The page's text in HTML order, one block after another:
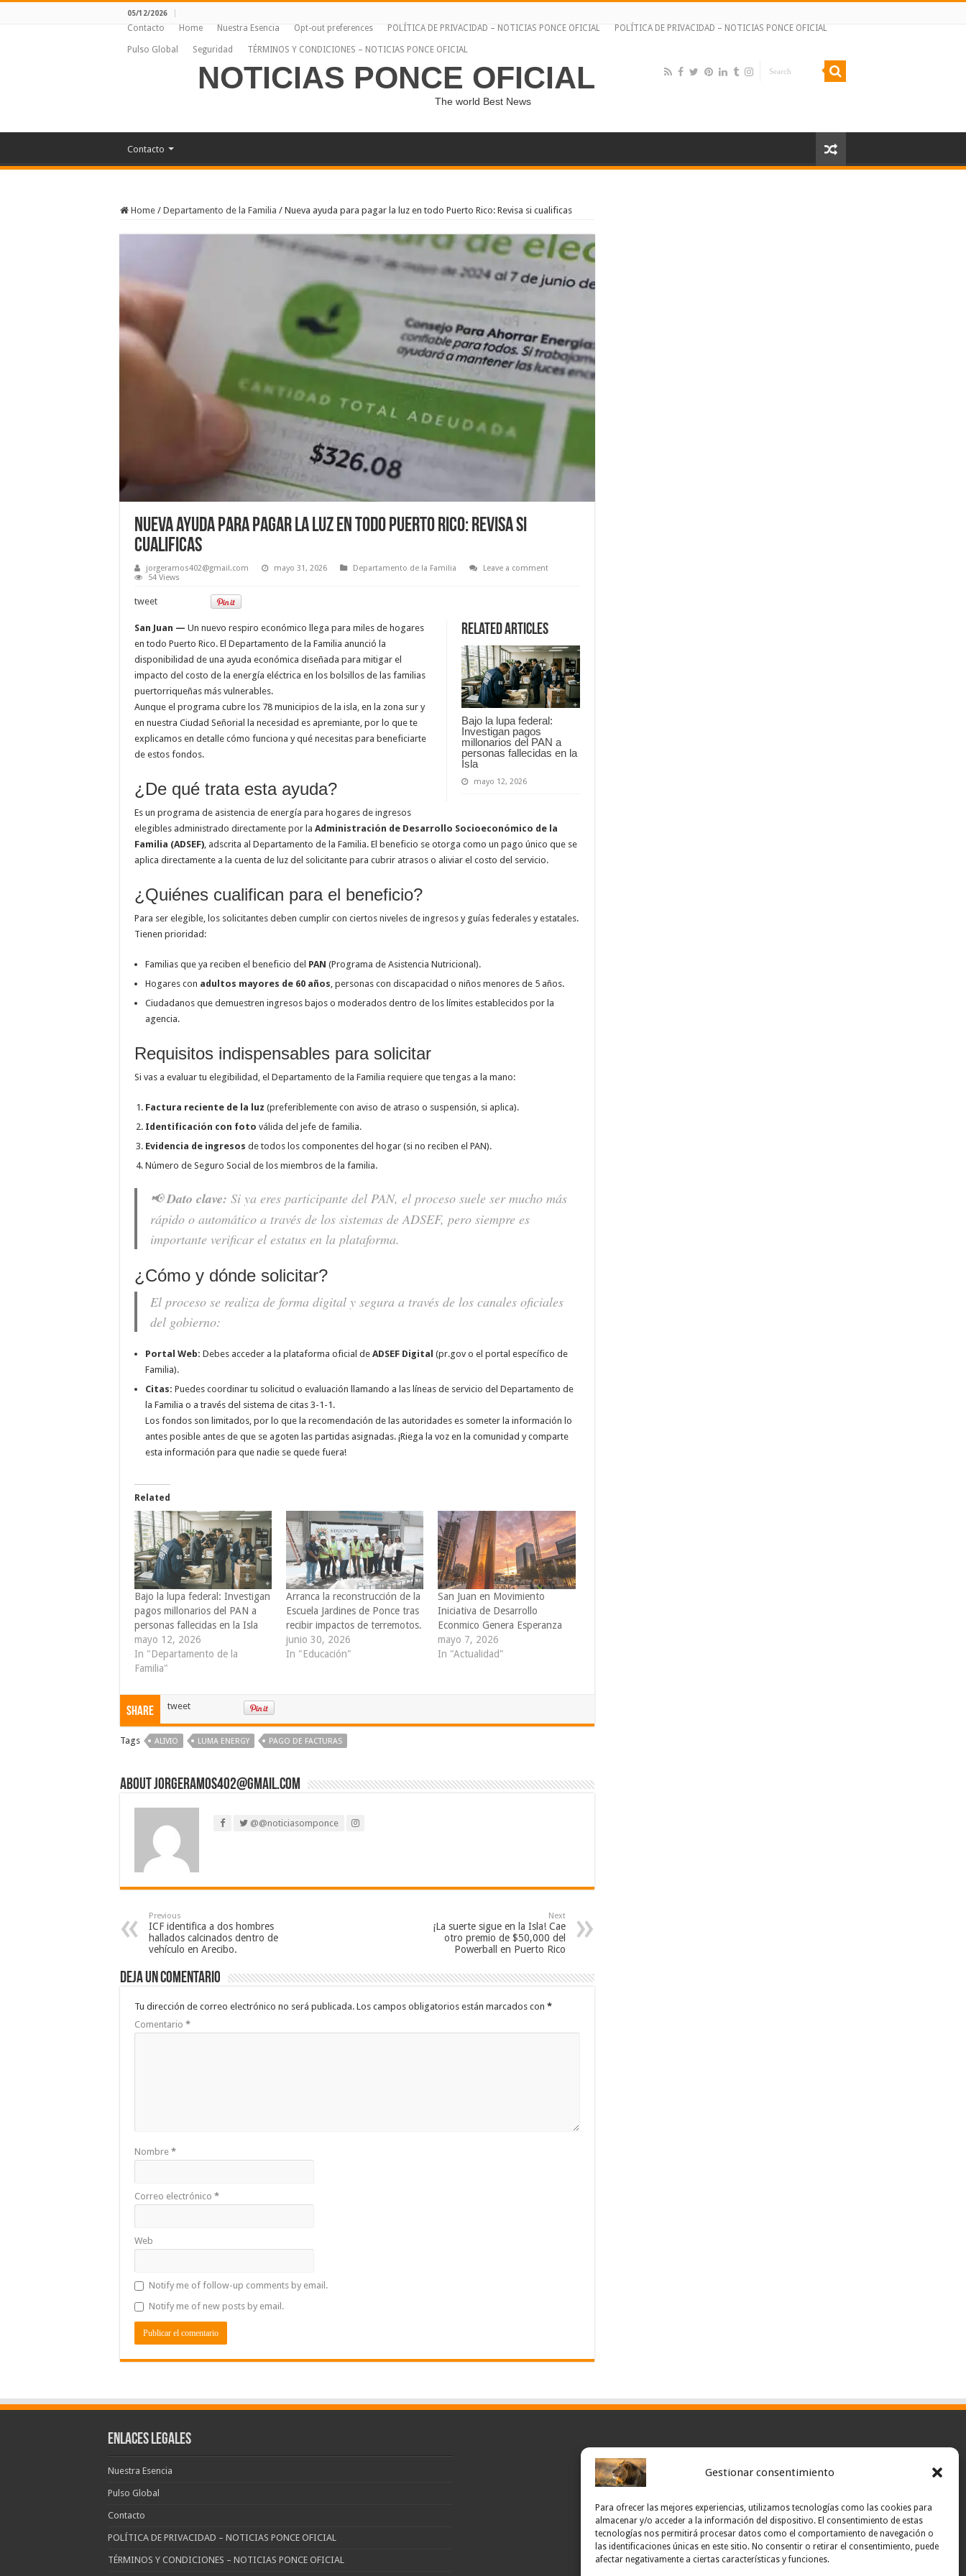
Gestionar consentimiento
Para ofrecer las mejores experiencias, utilizamos tecnologías como las cookies para
almacenar y/o acceder a la información del dispositivo. El consentimiento de estas
tecnologías nos permitirá procesar datos como el comportamiento de navegación o
las identificaciones únicas en este sitio. No consentir o retirar el consentimiento, puede
afectar negativamente a ciertas características y funciones.
05/12/2026
Contacto Home Nuestra Esencia Opt-out preferences POLÍTICA DE PRIVACIDAD – NOTICIAS PONCE OFICIAL POLÍTICA DE PRIVACIDAD – NOTICIAS PONCE OFICIAL
Pulso Global Seguridad TÉRMINOS Y CONDICIONES – NOTICIAS PONCE OFICIAL
NOTICIAS PONCE OFICIAL
The world Best News
Contacto
Home / Departamento de la Familia / Nueva ayuda para pagar la luz en todo Puerto Rico: Revisa si cualificas
Nueva ayuda para pagar la luz en todo Puerto Rico: Revisa si
cualificas
jorgeramos402@gmail.com mayo 31, 2026 Departamento de la Familia
Leave a comment
54 Views
tweet
Related Articles
Bajo la lupa federal:
Investigan pagos
millonarios del PAN a
personas fallecidas en la
Isla
mayo 12, 2026
San Juan — Un nuevo respiro económico llega para miles de hogares
en todo Puerto Rico. El Departamento de la Familia anunció la
disponibilidad de una ayuda económica diseñada para mitigar el
impacto del costo de la energía eléctrica en los bolsillos de las familias
puertorriqueñas más vulnerables.
Aunque el programa cubre los 78 municipios de la isla, en la zona sur y
en nuestra Ciudad Señorial la necesidad es apremiante, por lo que te
explicamos en detalle cómo funciona y qué necesitas para beneficiarte
de estos fondos.
¿De qué trata esta ayuda?
Es un programa de asistencia de energía para hogares de ingresos
elegibles administrado directamente por la Administración de Desarrollo Socioeconómico de la
Familia (ADSEF) , adscrita al Departamento de la Familia. El beneficio se otorga como un pago único que se
aplica directamente a la cuenta de luz del solicitante para cubrir atrasos o aliviar el costo del servicio.
¿Quiénes cualifican para el beneficio?
Para ser elegible, los solicitantes deben cumplir con ciertos niveles de ingresos y guías federales y estatales.
Tienen prioridad:
Familias que ya reciben el beneficio del PAN (Programa de Asistencia Nutricional).
Hogares con adultos mayores de 60 años , personas con discapacidad o niños menores de 5 años.
Ciudadanos que demuestren ingresos bajos o moderados dentro de los límites establecidos por la
agencia.
Requisitos indispensables para solicitar
Si vas a evaluar tu elegibilidad, el Departamento de la Familia requiere que tengas a la mano:
Factura reciente de la luz (preferiblemente con aviso de atraso o suspensión, si aplica).
Identificación con foto válida del jefe de familia.
Evidencia de ingresos de todos los componentes del hogar (si no reciben el PAN).
Número de Seguro Social de los miembros de la familia.
📢Dato clave: Si ya eres participante del PAN, el proceso suele ser mucho más
rápido o automático a través de los sistemas de ADSEF, pero siempre es
importante verificar el estatus en la plataforma.
¿Cómo y dónde solicitar?
El proceso se realiza de forma digital y segura a través de los canales oficiales
del gobierno:
Portal Web: Debes acceder a la plataforma oficial de ADSEF Digital (pr.gov o el portal específico de
Familia).
Citas: Puedes coordinar tu solicitud o evaluación llamando a las líneas de servicio del Departamento de
la Familia o a través del sistema de citas 3-1-1.
Los fondos son limitados, por lo que la recomendación de las autoridades es someter la información lo
antes posible antes de que se agoten las partidas asignadas. ¡Riega la voz en la comunidad y comparte
esta información para que nadie se quede fuera!
Related
Bajo la lupa federal: Investigan
pagos millonarios del PAN a
personas fallecidas en la Isla
mayo 12, 2026
In "Departamento de la
Familia"
Arranca la reconstrucción de la
Escuela Jardines de Ponce tras
recibir impactos de terremotos.
junio 30, 2026
In "Educación"
San Juan en Movimiento
Iniciativa de Desarrollo
Econmico Genera Esperanza
mayo 7, 2026
In "Actualidad"
Share tweet
Tags ALIVIO LUMA ENERGY PAGO DE FACTURAS
About jorgeramos402@gmail.com
@@noticiasomponce
Previous
ICF identifica a dos hombres
hallados calcinados dentro de
vehículo en Arecibo.
Next
¡La suerte sigue en la Isla! Cae
otro premio de $50,000 del
Powerball en Puerto Rico
Deja un comentario
Tu dirección de correo electrónico no será publicada. Los campos obligatorios están marcados con *
Comentario *
Nombre *
Correo electrónico *
Web
Notify me of follow-up comments by email.
Notify me of new posts by email.
Enlaces Legales
Nuestra Esencia
Pulso Global
Contacto
POLÍTICA DE PRIVACIDAD – NOTICIAS PONCE OFICIAL
TÉRMINOS Y CONDICIONES – NOTICIAS PONCE OFICIAL